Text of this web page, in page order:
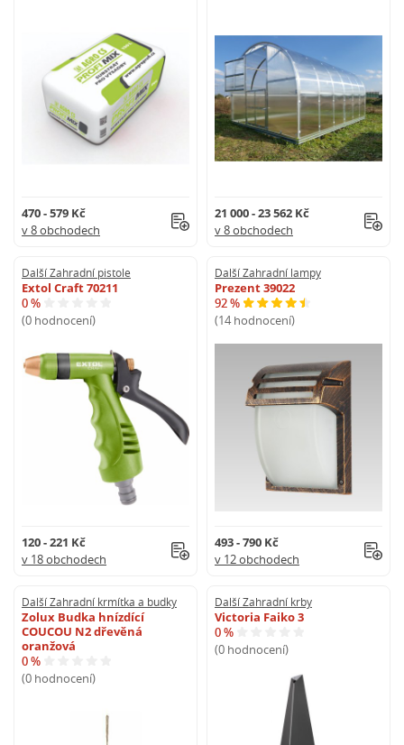
470 - 579 Kč
v 8 obchodech
21 000 - 23 562 Kč
v 8 obchodech
Další Zahradní pistole
Extol Craft 70211
0 %
(0 hodnocení)
120 - 221 Kč
v 18 obchodech
Další Zahradní lampy
Prezent 39022
92 %
(14 hodnocení)
493 - 790 Kč
v 12 obchodech
Další Zahradní krmítka a budky
Zolux Budka hnízdící
COUCOU N2 dřevěná
oranžová
0 %
(0 hodnocení)
Další Zahradní krby
Victoria Faiko 3
0 %
(0 hodnocení)